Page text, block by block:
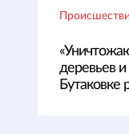
деревьев
Бутаковке